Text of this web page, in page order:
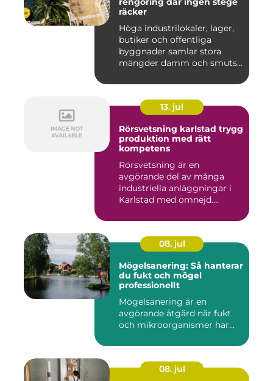
räcker
Höga industrilokaler, lager,
butiker och offentliga
byggnader samlar stora
mängder damm och smuts
13. jul
Rörsvetsning karlstad trygg
produktion med rätt
kompetens
Rörsvetsning är en
avgörande del av många
industriella anläggningar i
Karlstad med omnejd.
08. jul
Mögelsanering: Så hanterar
du fukt och mögel
professionellt
Mögelsanering är en
avgörande åtgärd när fukt
och mikroorganismer har...
08. jul